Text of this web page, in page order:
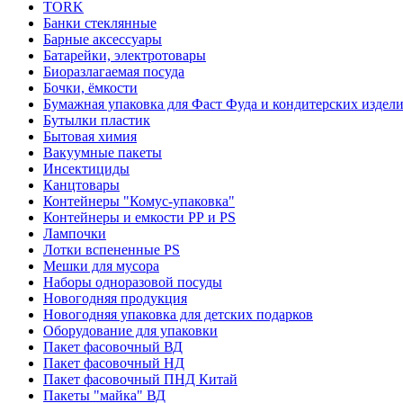
TORK
Банки стеклянные
Барные аксессуары
Батарейки, электротовары
Биоразлагаемая посуда
Бочки, ёмкости
Бумажная упаковка для Фаст Фуда и кондитерских
Бутылки пластик
Бытовая химия
Вакуумные пакеты
Инсектициды
Канцтовары
Контейнеры "Комус-упаковка"
Контейнеры и емкости РР и PS
Лампочки
Лотки вспененные PS
Мешки для мусора
Наборы одноразовой посуды
Новогодняя продукция
Новогодняя упаковка для детских подарков
Оборудование для упаковки
Пакет фасовочный ВД
Пакет фасовочный НД
Пакет фасовочный ПНД Китай
Пакеты "майка" ВД